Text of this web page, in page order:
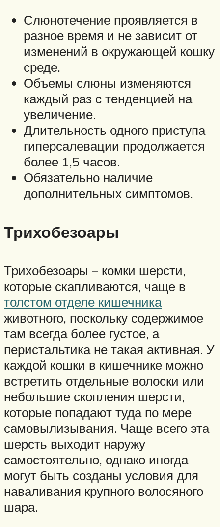
Слюнотечение проявляется в
разное время и не зависит от
изменений в окружающей кошку
среде.
Объемы слюны изменяются
каждый раз с тенденцией на
увеличение.
Длительность одного приступа
гиперсалевации продолжается
более 1,5 часов.
Обязательно наличие
дополнительных симптомов.
Трихобезоары
Трихобезоары – комки шерсти,
которые скапливаются, чаще в
толстом отделе кишечника
животного, поскольку содержимое
там всегда более густое, а
перистальтика не такая активная. У
каждой кошки в кишечнике можно
встретить отдельные волоски или
небольшие скопления шерсти,
которые попадают туда по мере
самовылизывания. Чаще всего эта
шерсть выходит наружу
самостоятельно, однако иногда
могут быть созданы условия для
наваливания крупного волосяного
шара.